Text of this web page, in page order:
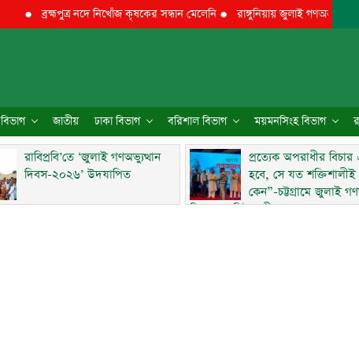
ব্রহ্মপুত্র নদে নিখোঁজ কৃষকের সন্ধান মেলেনি●রাঙ্গুনিয়ায় জুলাই গণঅভ্যুত্থান দিবস
বিভাগ জাতীয় ঢাকা বিভাগ বরিশাল বিভাগ ময়মনসিংহ বিভাগ
রাবিপ্রবি’তে ‘জুলাই গণঅভ্যুত্থান
দিবস-২০২৬’ উদযাপিত
প্রত্যেক অপরাধীর
হবে, সে যত
কেন”-চট্টগ্রামে জুলাই
দিবসে ব্যারিস্টার মীর হেলাল